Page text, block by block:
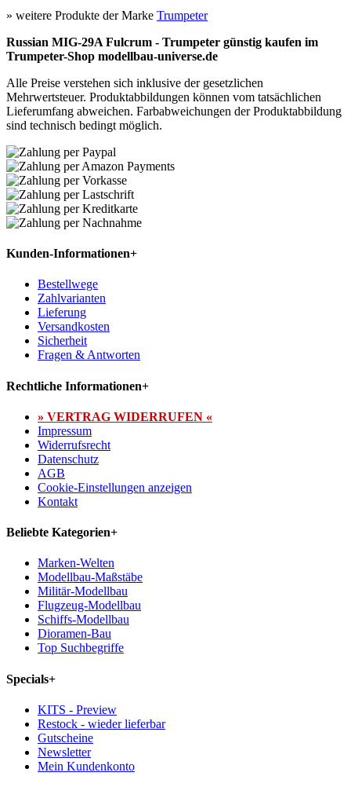
» weitere Produkte der Marke Trumpeter
Russian MIG-29A Fulcrum - Trumpeter günstig kaufen im
Trumpeter-Shop modellbau-universe.de
Alle Preise verstehen sich inklusive der gesetzlichen
Mehrwertsteuer. Produktabbildungen können vom tatsächlichen
Lieferumfang abweichen. Farbabweichungen der Produktabbildung
sind technisch bedingt möglich.
Kunden-Informationen+
Bestellwege
Zahlvarianten
Lieferung
Versandkosten
Sicherheit
Fragen & Antworten
Rechtliche Informationen+
» VERTRAG WIDERRUFEN «
Impressum
Widerrufsrecht
Datenschutz
AGB
Cookie-Einstellungen anzeigen
Kontakt
Beliebte Kategorien+
Marken-Welten
Modellbau-Maßstäbe
Militär-Modellbau
Flugzeug-Modellbau
Schiffs-Modellbau
Dioramen-Bau
Top Suchbegriffe
Specials+
KITS - Preview
Restock - wieder lieferbar
Gutscheine
Newsletter
Mein Kundenkonto